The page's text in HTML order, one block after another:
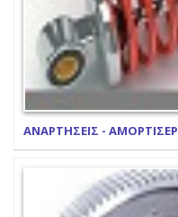
ΑΝΑΡΤΗΣΕΙΣ - ΑΜΟΡΤΙΣΕΡ